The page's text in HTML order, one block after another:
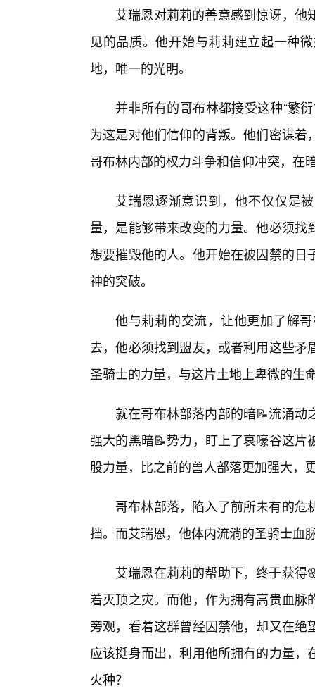
艾瑞恩对莉莉的善意感到惊讶，
见的品质。他开始与莉莉建立起一种
地，唯一的光明。
并非所有的哥布林都接受这种“繁
为这是对他们信仰的背叛。他们密谋
哥布林内部的权力斗争和信仰冲突，在
艾瑞恩逐渐意识到，他不仅仅是
量，是能够带来改变的力量。他必须
想要摧毁他的人。他开始在被囚禁的
神的突破。
他与莉莉的交流，让他更加了解
去，他必须找到盟友，或者利用这些
圣骑士的力量，与这片土地上卑微的生
就在哥布林部落内部的暗📝流涌
强大的黑暗📝势力，盯上了哀嚎谷这
股力量，比之前的兽人部落更加强大，
哥布林部落，陷入了前所未有的
挡。而艾瑞恩，他体内流淌的圣骑士血
艾瑞恩在莉莉的帮助下，终于获
着灭顶之灾。而他，作为拥有高贵血
旁观，看着这群曾经囚禁他，却又在
应该挺身而出，利用他所拥有的力量
火种？